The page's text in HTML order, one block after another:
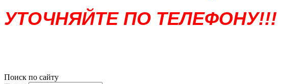
УТОЧНЯЙТЕ ПО ТЕЛЕФОНУ!!!
Поиск по сайту